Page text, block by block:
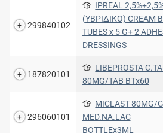
299840102
IPREAL
(ΥΒΡΙΔΙΚΟ) CREAM
TUBES x 5 G+ 2
DRESSINGS
187820101
LIBEPROSTA
80MG/TAB ΒΤx60
296060101
MICLAST 80MG/G
MED.NA.LAC
BOTTLEx3ML